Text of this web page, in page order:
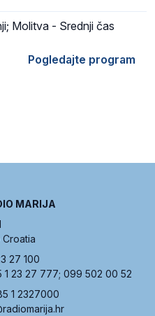
Molitva - Srednji čas
Pogledajte program
MARIJA
27 100
1 23 27 777; 099 502 00 52
1 2327000